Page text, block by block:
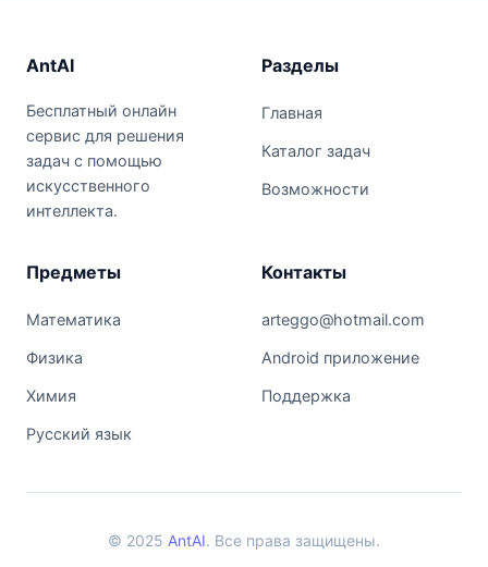
AntAI
Бесплатный онлайн
сервис для решения
задач с помощью
искусственного
интеллекта.
Разделы
Главная
Каталог задач
Возможности
Предметы
Математика
Физика
Химия
Русский язык
Контакты
arteggo@hotmail.com
Android приложение
Поддержка
© 2025 AntAI. Все права защищены.